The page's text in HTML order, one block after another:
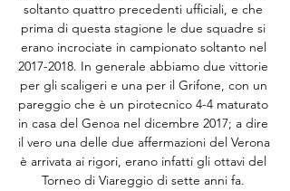
soltanto quattro precedenti ufficiali, e che
prima di questa stagione le due squadre si
erano incrociate in campionato soltanto nel
2017-2018. In generale abbiamo due vittorie
per gli scaligeri e una per il Grifone, con un
pareggio che è un pirotecnico 4-4 maturato
in casa del Genoa nel dicembre 2017; a dire
il vero una delle due affermazioni del Verona
è arrivata ai rigori, erano infatti gli ottavi del
Torneo di Viareggio di sette anni fa.